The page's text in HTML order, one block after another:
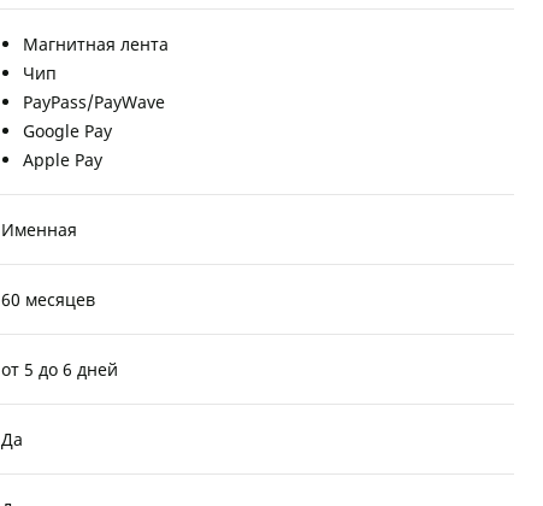
Магнитная лента
Чип
PayPass/PayWave
Google Pay
Apple Pay
Именная
60 месяцев
от 5 до 6 дней
Да